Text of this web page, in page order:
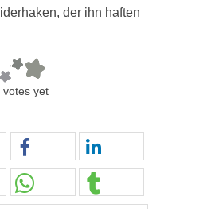
der ihn haften
votes yet